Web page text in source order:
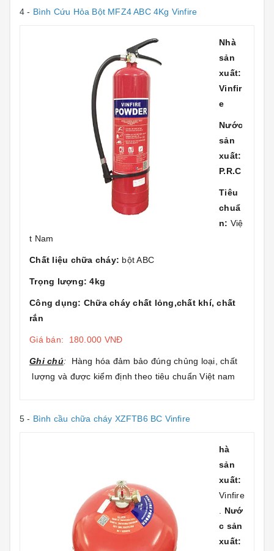
4 - Bình Cứu Hỏa Bột MFZ4 ABC 4Kg Vinfire
Nhà
sản
xuất:
Vinfir
e
Nước
sản
xuất:
P.R.C
Tiêu
chuẩ
n: Việ
t Nam
Chất liệu chữa cháy: bột ABC
Trọng lượng: 4kg
Công dụng: Chữa cháy chất lỏng,chất khí, chất
rắn
Giá bán: 180.000 VNĐ
Ghi chú: Hàng hóa đảm bảo đúng chủng loại, chất
lượng và được kiểm định theo tiêu chuẩn Việt nam
5 - Bình cầu chữa cháy XZFTB6 BC Vinfire
hà
sản
xuất:
Vinfire
Nướ
c sản
xuất: